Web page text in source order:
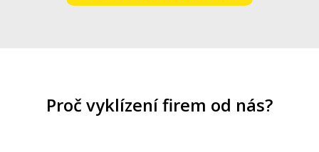
Proč vyklízení firem od nás?